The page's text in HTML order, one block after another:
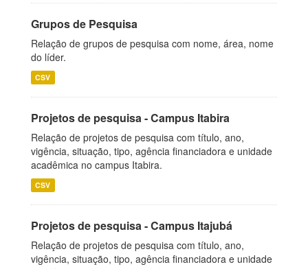
Grupos de Pesquisa
Relação de grupos de pesquisa com nome, área, nome
do líder.
CSV
Projetos de pesquisa - Campus Itabira
Relação de projetos de pesquisa com título, ano,
vigência, situação, tipo, agência financiadora e unidade
acadêmica no campus Itabira.
CSV
Projetos de pesquisa - Campus Itajubá
Relação de projetos de pesquisa com título, ano,
vigência, situação, tipo, agência financiadora e unidade